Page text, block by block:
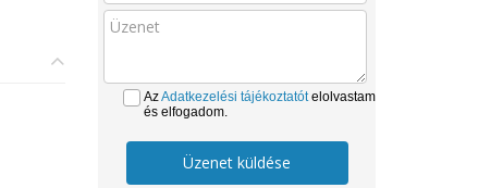
AzAdatkezelési tájékoztatótelolvastam
és elfogadom.
Üzenet küldése